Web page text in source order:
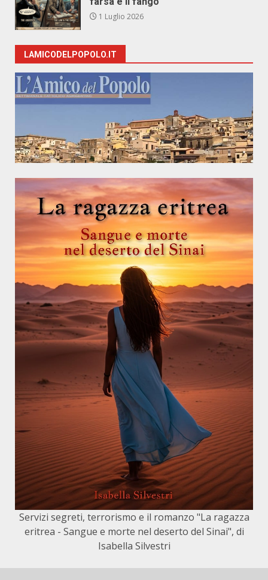
1 Luglio 2026
LAMICODELPOPOLO.IT
Servizi segreti, terrorismo e il romanzo "La ragazza
eritrea - Sangue e morte nel deserto del Sinai", di
Isabella Silvestri